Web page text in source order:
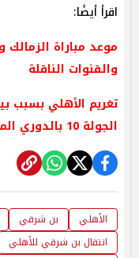
اقرأ أيضًا:
موعد مباراة
والقنوات الناقلة
تغريم الأهلي بسبب
الجولة 10 بالدوري المصري
الأهلي بن شرقي
انتقال بن شرقي للأهلي